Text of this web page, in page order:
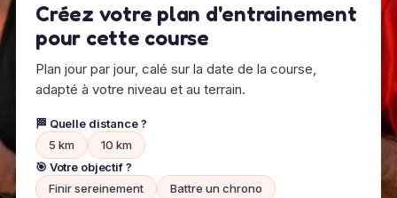
Créez votre plan d'entrainement
pour cette course
Plan jour par jour, calé sur la date de la course,
adapté à votre niveau et au terrain.
🏁 Quelle distance ?
5 km
10 km
🎯 Votre objectif ?
Finir sereinement
Battre un chrono